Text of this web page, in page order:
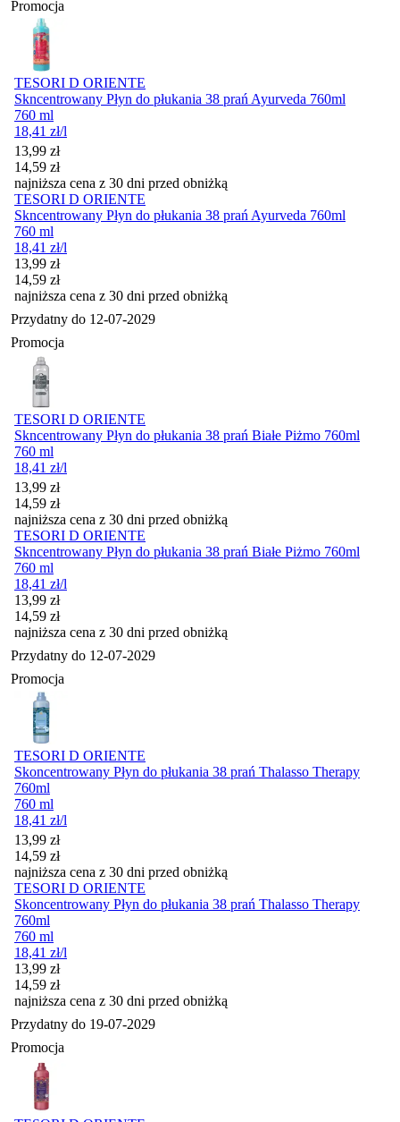
Promocja
TESORI D ORIENTE
Skncentrowany Płyn do płukania 38 prań Ayurveda 760ml
760 ml
18,41 zł/l
Cena promocyjna
13,99 zł
14,59 zł
najniższa cena z 30 dni przed obniżką
TESORI D ORIENTE
Skncentrowany Płyn do płukania 38 prań Ayurveda 760ml
760 ml
18,41 zł/l
Cena promocyjna
13,99 zł
14,59 zł
najniższa cena z 30 dni przed obniżką
Przydatny do 12-07-2029
Promocja
TESORI D ORIENTE
Skncentrowany Płyn do płukania 38 prań Białe Piżmo 760ml
760 ml
18,41 zł/l
Cena promocyjna
13,99 zł
14,59 zł
najniższa cena z 30 dni przed obniżką
TESORI D ORIENTE
Skncentrowany Płyn do płukania 38 prań Białe Piżmo 760ml
760 ml
18,41 zł/l
Cena promocyjna
13,99 zł
14,59 zł
najniższa cena z 30 dni przed obniżką
Przydatny do 12-07-2029
Promocja
TESORI D ORIENTE
Skoncentrowany Płyn do płukania 38 prań Thalasso Therapy
760ml
760 ml
18,41 zł/l
Cena promocyjna
13,99 zł
14,59 zł
najniższa cena z 30 dni przed obniżką
TESORI D ORIENTE
Skoncentrowany Płyn do płukania 38 prań Thalasso Therapy
760ml
760 ml
18,41 zł/l
Cena promocyjna
13,99 zł
14,59 zł
najniższa cena z 30 dni przed obniżką
Przydatny do 19-07-2029
Promocja